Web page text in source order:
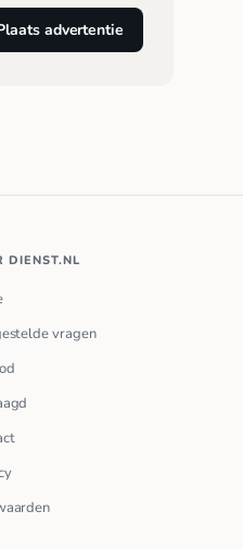
advertentie
DIENST.NL
vragen